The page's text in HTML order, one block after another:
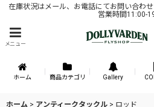
在庫状況はメール、お電話にてお問い合わ
営業時間11:00-
メニュー
ホーム 商品カテゴリ Gallery
ホーム > アンティークタックル > ロッド